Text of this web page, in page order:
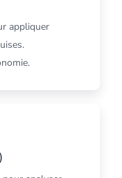
appliquer